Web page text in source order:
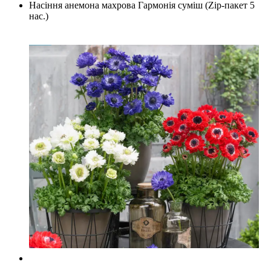
Насіння анемона махрова Гармонія суміш (Zip-пакет 5
нас.)